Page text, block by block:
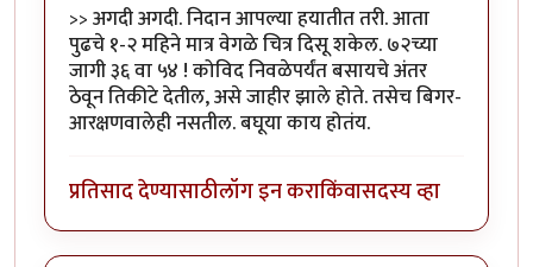
>> अगदी अगदी. निदान आपल्या हयातीत तरी. आता
पुढचे १-२ महिने मात्र वेगळे चित्र दिसू शकेल. ७२च्या
जागी ३६ वा ५४ ! कोविद निवळेपर्यंत बसायचे अंतर
ठेवून तिकीटे देतील, असे जाहीर झाले होते. तसेच बिगर-
आरक्षणवालेही नसतील. बघूया काय होतंय.
प्रतिसाद देण्यासाठीलॉग इन कराकिंवासदस्य व्हा